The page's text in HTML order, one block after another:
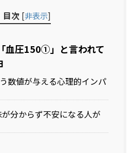
目次 [非表示]
血圧150①」と言われて
数値が与える心理的インパ
分からず不安になる人が